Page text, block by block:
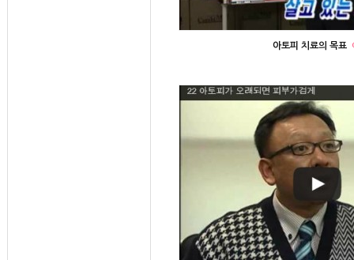
아토피 치료의 목표